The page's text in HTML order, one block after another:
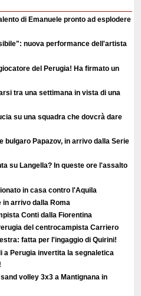
di Emanuele pronto ad esplodere
nuova performance dell'artista
del Perugia! Ha firmato un
tra una settimana in vista di una
su una squadra che dovcrà dare
bulgaro Papazov, in arrivo dalla Serie
su Langella? In queste ore l'assalto
in casa contro l'Aquila
in arrivo dalla Roma
Conti dalla Fiorentina
del centrocampista Carriero
fatta per l'ingaggio di Quirini!
a Perugia invertita la segnaletica
volley 3x3 a Mantignana in